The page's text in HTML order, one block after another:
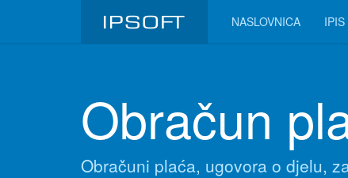
NASLOVNICA
Obračun
Obračuni plaća, ugovora o djelu,